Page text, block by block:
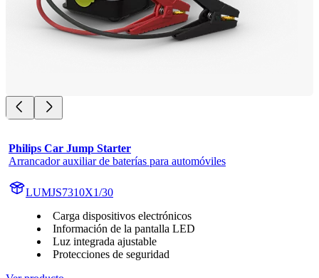
Philips Car Jump Starter
Arrancador auxiliar de baterías para automóviles
LUMJS7310X1/30
Carga dispositivos electrónicos
Información de la pantalla LED
Luz integrada ajustable
Protecciones de seguridad